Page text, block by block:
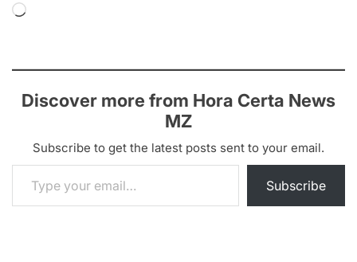
Loading…
Discover more from Hora Certa News
MZ
Subscribe to get the latest posts sent to your email.
Type your email…
Subscribe